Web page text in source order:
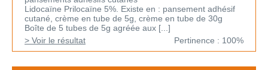
Lidocaïne Prilocaïne 5%. Existe en : pansement adhésif
cutané, crème en tube de 5g, crème en tube de 30g
Boîte de 5 tubes de 5g agréée aux [...]
> Voir le résultat
Pertinence : 100%